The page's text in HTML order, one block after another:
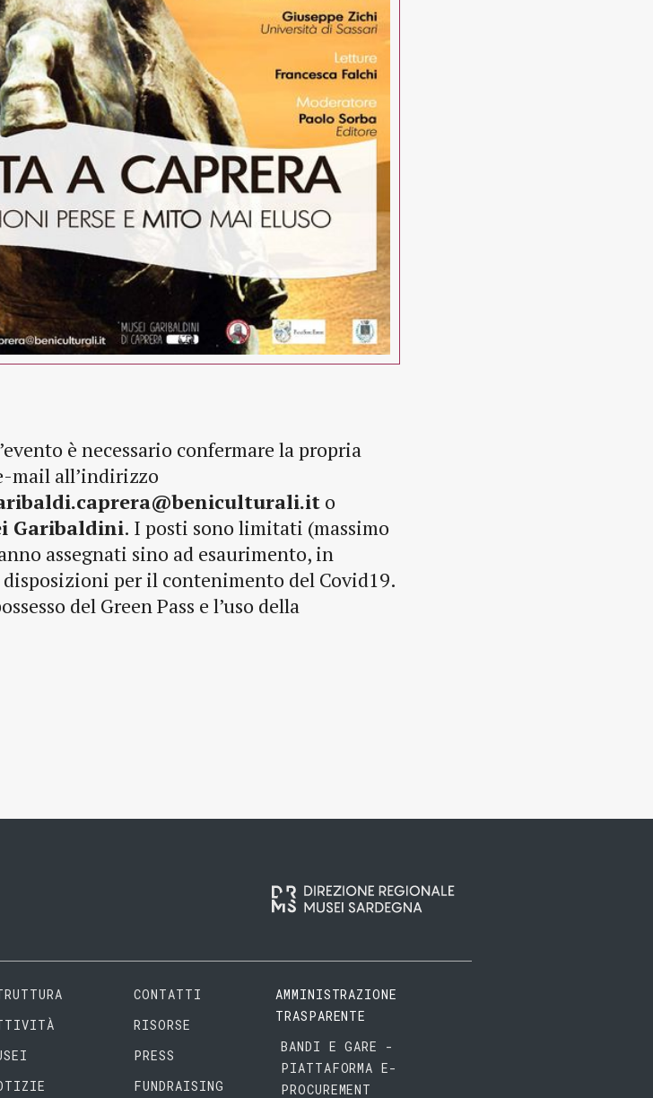
è necessario confermare la propria
mail all’indirizzo
o
Garibaldini. I posti sono limitati (massimo
assegnati sino ad esaurimento, in
per il contenimento del Covid19.
del Green Pass e l’uso della
CONTATTI
RISORSE
PRESS
FUNDRAISING
AMMINISTRAZIONE
TRASPARENTE
BANDI E GARE -
PIATTAFORMA E-
PROCUREMENT